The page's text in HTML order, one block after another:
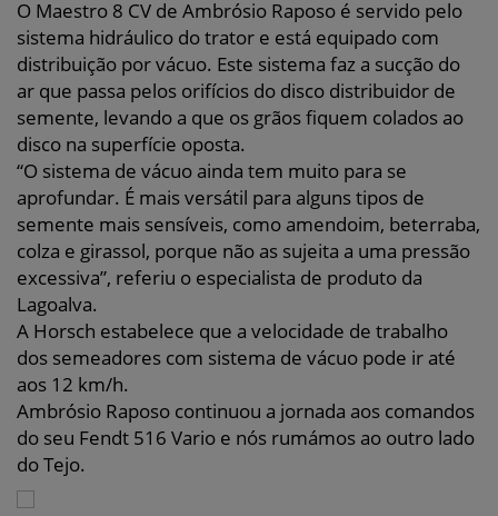
O Maestro 8 CV de Ambrósio Raposo é servido pelo
sistema hidráulico do trator e está equipado com
distribuição por vácuo. Este sistema faz a sucção do
ar que passa pelos orifícios do disco distribuidor de
semente, levando a que os grãos fiquem colados ao
disco na superfície oposta.
“O sistema de vácuo ainda tem muito para se
aprofundar. É mais versátil para alguns tipos de
semente mais sensíveis, como amendoim, beterraba,
colza e girassol, porque não as sujeita a uma pressão
excessiva”, referiu o especialista de produto da
Lagoalva.
A Horsch estabelece que a velocidade de trabalho
dos semeadores com sistema de vácuo pode ir até
aos 12 km/h.
Ambrósio Raposo continuou a jornada aos comandos
do seu Fendt 516 Vario e nós rumámos ao outro lado
do Tejo.